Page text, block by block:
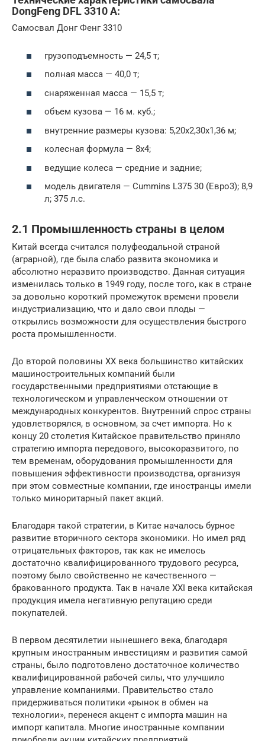
DongFeng DFL 3310 A:
Самосвал Донг Фенг 3310
грузоподъемность — 24,5 т;
полная масса — 40,0 т;
снаряженная масса — 15,5 т;
объем кузова — 16 м. куб.;
внутренние размеры кузова: 5,20х2,30х1,36 м;
колесная формула — 8х4;
ведущие колеса — средние и задние;
модель двигателя — Cummins L375 30 (Евро3); 8,9
л; 375 л.с.
2.1 Промышленность страны в целом
Китай всегда считался полуфеодальной страной
(аграрной), где была слабо развита экономика и
абсолютно неразвито производство. Данная ситуация
изменилась только в 1949 году, после того, как в стране
за довольно короткий промежуток времени провели
индустриализацию, что и дало свои плоды —
открылись возможности для осуществления быстрого
роста промышленности.
До второй половины XX века большинство китайских
машиностроительных компаний были
государственными предприятиями отстающие в
технологическом и управленческом отношении от
международных конкурентов. Внутренний спрос страны
удовлетворялся, в основном, за счет импорта. Но к
концу 20 столетия Китайское правительство приняло
стратегию импорта передового, высокоразвитого, по
тем временам, оборудования промышленности для
повышения эффективности производства, организуя
при этом совместные компании, где иностранцы имели
только миноритарный пакет акций.
Благодаря такой стратегии, в Китае началось бурное
развитие вторичного сектора экономики. Но имел ряд
отрицательных факторов, так как не имелось
достаточно квалифицированного трудового ресурса,
поэтому было свойственно не качественного —
бракованного продукта. Так в начале XXI века китайская
продукция имела негативную репутацию среди
покупателей.
В первом десятилетии нынешнего века, благодаря
крупным иностранным инвестициям и развития самой
страны, было подготовлено достаточное количество
квалифицированной рабочей силы, что улучшило
управление компаниями. Правительство стало
придерживаться политики «рынок в обмен на
технологии», перенеся акцент с импорта машин на
импорт капитала. Многие иностранные компании